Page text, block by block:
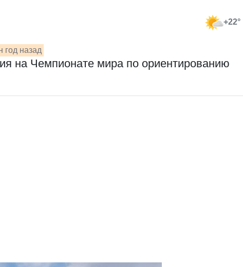
+22°
год назад
на Чемпионате мира по ориентированию